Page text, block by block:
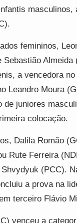
femininos,
Sebastião
a vencedora
Leandro Moura
de juniores
colocação.
Dalila Romão
Rute Ferreira
(PCC).
a prova na
terceiro Flávio
venceu a